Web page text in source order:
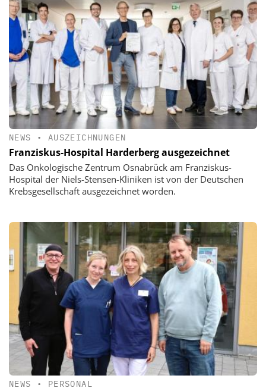
NEWS • AUSZEICHNUNGEN
Franziskus-Hospital Harderberg ausgezeichnet
Das Onkologische Zentrum Osnabrück am Franziskus-
Hospital der Niels-Stensen-Kliniken ist von der Deutschen
Krebsgesellschaft ausgezeichnet worden.
NEWS • PERSONAL